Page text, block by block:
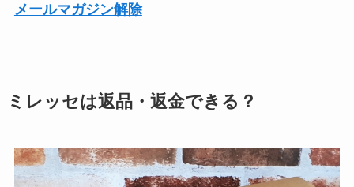
メールマガジン解除
ミレッセは返品・返金できる？